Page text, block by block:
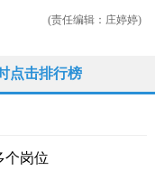
(责任编辑：庄婷婷)
点击排行榜
个岗位